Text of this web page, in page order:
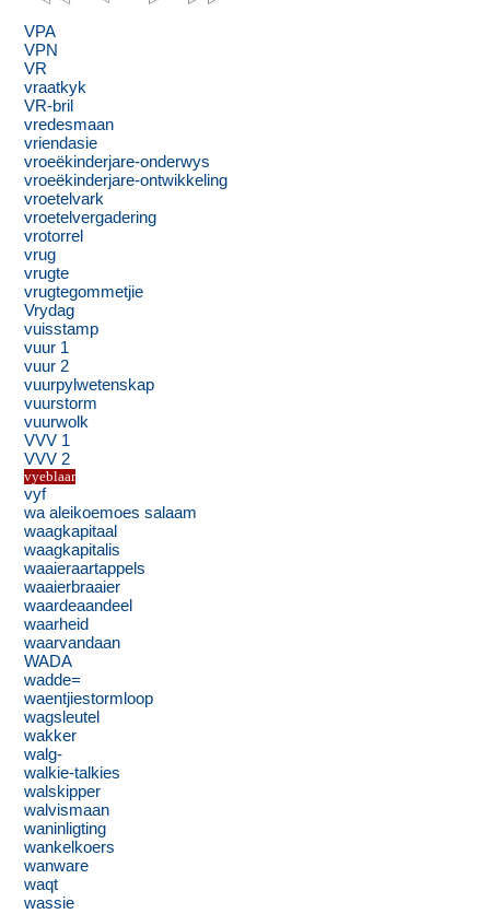
VPA
VPN
VR
vraatkyk
VR-bril
vredesmaan
vriendasie
vroeëkinderjare-onderwys
vroeëkinderjare-ontwikkeling
vroetelvark
vroetelvergadering
vrotorrel
vrug
vrugte
vrugtegommetjie
Vrydag
vuisstamp
vuur 1
vuur 2
vuurpylwetenskap
vuurstorm
vuurwolk
VVV 1
VVV 2
vyeblaar
vyf
wa aleikoemoes salaam
waagkapitaal
waagkapitalis
waaieraartappels
waaierbraaier
waardeaandeel
waarheid
waarvandaan
WADA
wadde=
waentjiestormloop
wagsleutel
wakker
walg-
walkie-talkies
walskipper
walvismaan
waninligting
wankelkoers
wanware
waqt
wassie